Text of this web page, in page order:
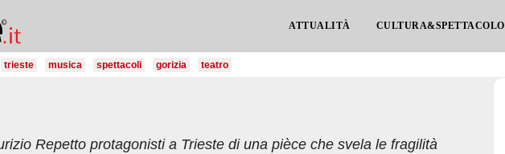
ATTUALITÀ CULTURA&SPETTACOLO
trieste musica spettacoli gorizia teatro
Repetto protagonisti a Trieste di una pièce che svela le fragilità